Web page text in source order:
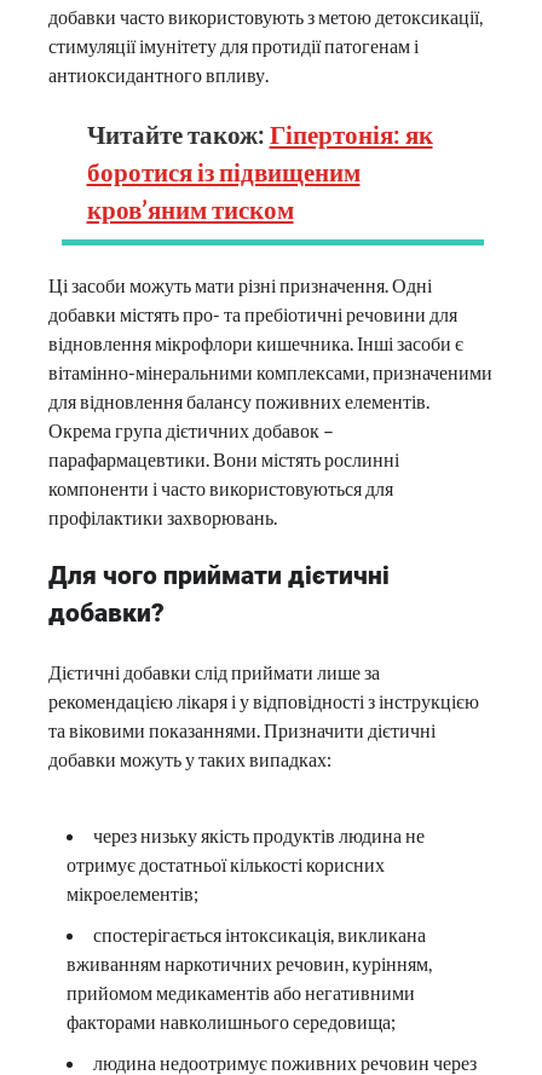
добавки часто використовують з метою детоксикації,
стимуляції імунітету для протидії патогенам і
антиоксидантного впливу.
Читайте також: Гіпертонія: як
боротися із підвищеним
кров’яним тиском
Ці засоби можуть мати різні призначення. Одні
добавки містять про- та пребіотичні речовини для
відновлення мікрофлори кишечника. Інші засоби є
вітамінно-мінеральними комплексами, призначеними
для відновлення балансу поживних елементів.
Окрема група дієтичних добавок –
парафармацевтики. Вони містять рослинні
компоненти і часто використовуються для
профілактики захворювань.
Для чого приймати дієтичні
добавки?
Дієтичні добавки слід приймати лише за
рекомендацією лікаря і у відповідності з інструкцією
та віковими показаннями. Призначити дієтичні
добавки можуть у таких випадках:
через низьку якість продуктів людина не
отримує достатньої кількості корисних
мікроелементів;
спостерігається інтоксикація, викликана
вживанням наркотичних речовин, курінням,
прийомом медикаментів або негативними
факторами навколишнього середовища;
людина недоотримує поживних речовин через